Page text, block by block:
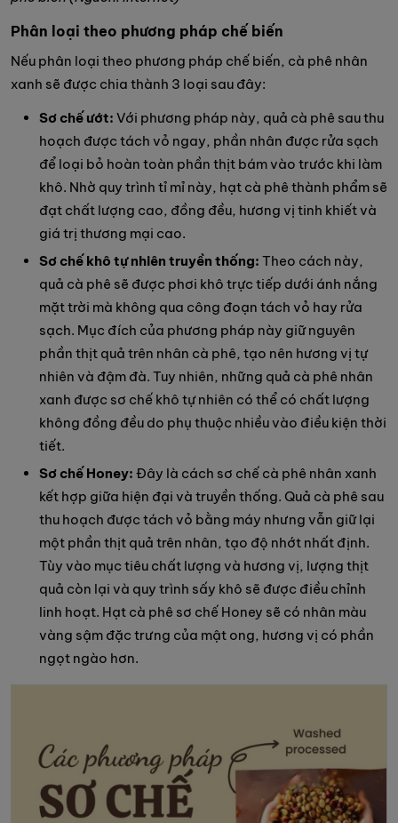
Phân loại theo phương pháp chế biến
Nếu phân loại theo phương pháp chế biến, cà phê nhân
xanh sẽ được chia thành 3 loại sau đây:
Sơ chế ướt: Với phương pháp này, quả cà phê sau thu
hoạch được tách vỏ ngay, phần nhân được rửa sạch
để loại bỏ hoàn toàn phần thịt bám vào trước khi làm
khô. Nhờ quy trình tỉ mỉ này, hạt cà phê thành phẩm sẽ
đạt chất lượng cao, đồng đều, hương vị tinh khiết và
giá trị thương mại cao.
Sơ chế khô tự nhiên truyền thống: Theo cách này,
quả cà phê sẽ được phơi khô trực tiếp dưới ánh nắng
mặt trời mà không qua công đoạn tách vỏ hay rửa
sạch. Mục đích của phương pháp này giữ nguyên
phần thịt quả trên nhân cà phê, tạo nên hương vị tự
nhiên và đậm đà. Tuy nhiên, những quả cà phê nhân
xanh được sơ chế khô tự nhiên có thể có chất lượng
không đồng đều do phụ thuộc nhiều vào điều kiện thời
tiết.
Sơ chế Honey: Đây là cách sơ chế cà phê nhân xanh
kết hợp giữa hiện đại và truyền thống. Quả cà phê sau
thu hoạch được tách vỏ bằng máy nhưng vẫn giữ lại
một phần thịt quả trên nhân, tạo độ nhớt nhất định.
Tùy vào mục tiêu chất lượng và hương vị, lượng thịt
quả còn lại và quy trình sấy khô sẽ được điều chỉnh
linh hoạt. Hạt cà phê sơ chế Honey sẽ có nhân màu
vàng sậm đặc trưng của mật ong, hương vị có phần
ngọt ngào hơn.